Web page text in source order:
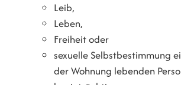
Leib,
Leben,
Freiheit oder
sexuelle Selbstbestimmung
der Wohnung lebenden